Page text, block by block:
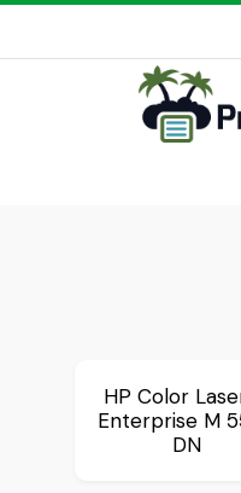
HP Color
Enterprise M
DN